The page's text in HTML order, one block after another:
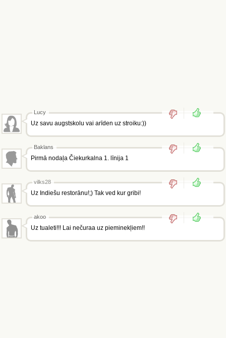
Lucy
Uz savu augstskolu vai arīden uz stroiku:))
Baklans
Pirmā nodaļa Čiekurkalna 1. līnija 1
vilks28
Uz Indiešu restorānu!;) Tak ved kur gribi!
akoo
Uz tualeti!!! Lai nečuraa uz pieminekļiem!!